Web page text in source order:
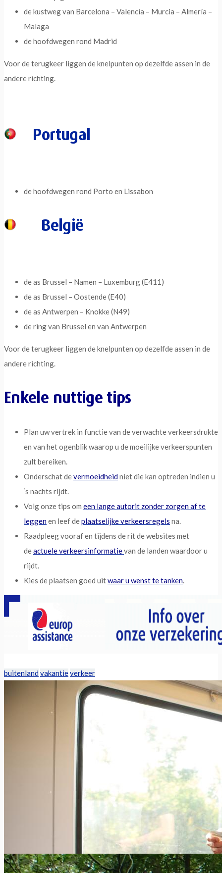
de kustweg van Barcelona – Valencia – Murcia – Almería –
Malaga
de hoofdwegen rond Madrid
Voor de terugkeer liggen de knelpunten op dezelfde assen in de
andere richting.
Portugal
de hoofdwegen rond Porto en Lissabon
België
de as Brussel – Namen – Luxemburg (E411)
de as Brussel – Oostende (E40)
de as Antwerpen – Knokke (N49)
de ring van Brussel en van Antwerpen
Voor de terugkeer liggen de knelpunten op dezelfde assen in de
andere richting.
Enkele nuttige tips
Plan uw vertrek in functie van de verwachte verkeersdrukte
en van het ogenblik waarop u de moeilijke verkeerspunten
zult bereiken.
Onderschat devermoeidheidniet die kan optreden indien u
‘s nachts rijdt.
Volg onze tips om een lange autorit zonder zorgen af te
leggenen leef deplaatselijke verkeersregels na.
Raadpleeg vooraf en tijdens de rit de websites met
deactuele verkeersinformatievan de landen waardoor u
rijdt.
Kies de plaatsen goed uitwaar u wenst te tanken
buitenland vakantieverkeer